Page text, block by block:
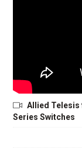
Allied Telesis
Series Switches